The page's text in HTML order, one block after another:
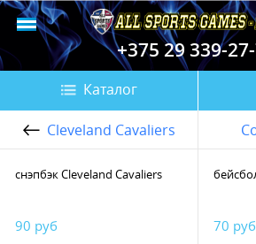
+375 29 339-
Каталог
Cleveland Cavaliers
снэпбэк Cleveland Cavaliers
90 руб 70 руб